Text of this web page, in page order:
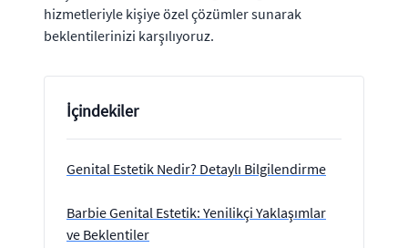
hizmetleriyle kişiye özel çözümler sunarak
beklentilerinizi karşılıyoruz.
İçindekiler
Genital Estetik Nedir? Detaylı Bilgilendirme
Barbie Genital Estetik: Yenilikçi Yaklaşımlar
ve Beklentiler